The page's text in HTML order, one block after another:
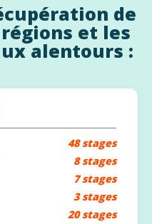
de
et les
alentours :
48 stages
8 stages
7 stages
3 stages
20 stages